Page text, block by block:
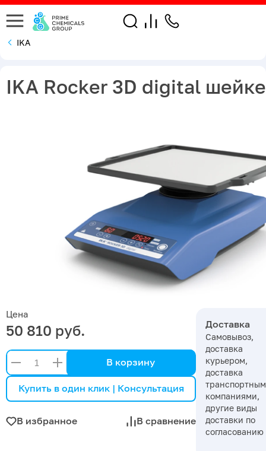
IKA
IKA Rockеr 3D digital
Цена
50 810 руб.
В корзину
Купить в один клик | Консультация
В избранное В сравнение
Доставка
Самовывоз,
доставка
курьером,
доставка
компаниями,
другие виды
доставки по
согласованию